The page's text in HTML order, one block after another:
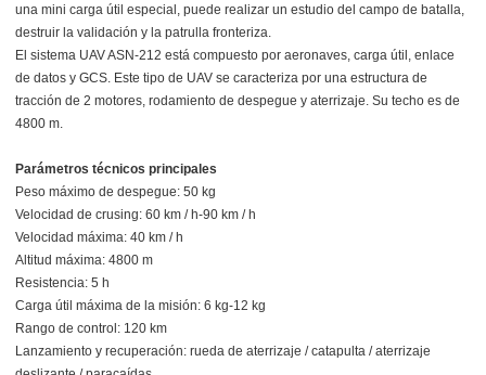
una mini carga útil especial, puede realizar un estudio del campo de batalla,
destruir la validación y la patrulla fronteriza.
El sistema UAV ASN-212 está compuesto por aeronaves, carga útil, enlace
de datos y GCS. Este tipo de UAV se caracteriza por una estructura de
tracción de 2 motores, rodamiento de despegue y aterrizaje. Su techo es de
4800 m.
Parámetros técnicos principales
Peso máximo de despegue: 50 kg
Velocidad de crusing: 60 km / h-90 km / h
Velocidad máxima: 40 km / h
Altitud máxima: 4800 m
Resistencia: 5 h
Carga útil máxima de la misión: 6 kg-12 kg
Rango de control: 120 km
Lanzamiento y recuperación: rueda de aterrizaje / catapulta / aterrizaje